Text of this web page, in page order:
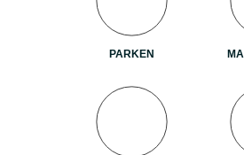
PARKEN